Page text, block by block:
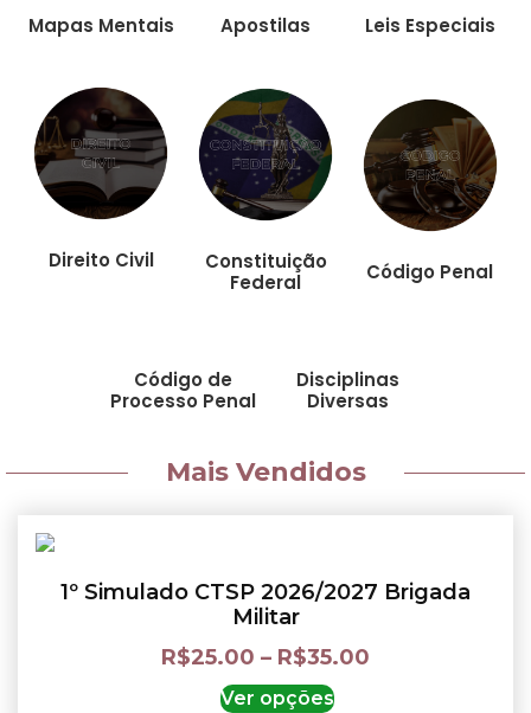
Mapas Mentais Apostilas Leis Especiais
Direito Civil
Constituição
Federal
Código Penal
Código de
Processo Penal
Disciplinas
Diversas
Mais Vendidos
1º Simulado CTSP 2026/2027 Brigada
Militar
R$25.00 – R$35.00
Ver opções